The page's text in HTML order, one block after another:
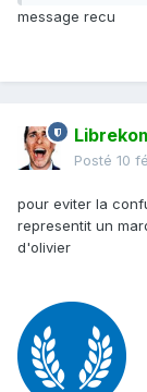
message recu
Posté 10
pour eviter la
representit un
d'olivier